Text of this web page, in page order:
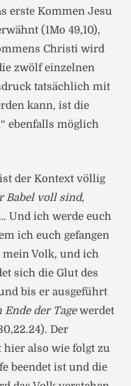
erste Kommen Jesu
(1Mo 49,10),
Christi wird
zwölf einzelnen
tatsächlich mit
kann, ist die
ebenfalls möglich
der Kontext völlig
Babel voll sind,
Und ich werde euch
ich euch gefangen
mein Volk, und ich
sich die Glut des
bis er ausgeführt
Ende der Tagewerdet
Der
hier also wie folgt zu
beendet ist und die